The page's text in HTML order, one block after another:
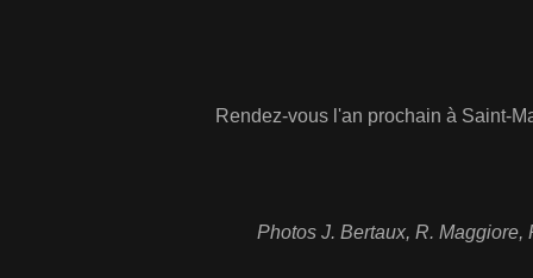
Rendez-vous l'an prochain à Saint-
Photos J. Bertaux, R. Maggiore,